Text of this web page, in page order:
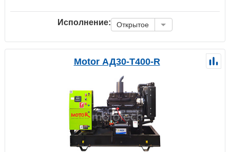
Исполнение: Открытое
Motor АД30-Т400-R